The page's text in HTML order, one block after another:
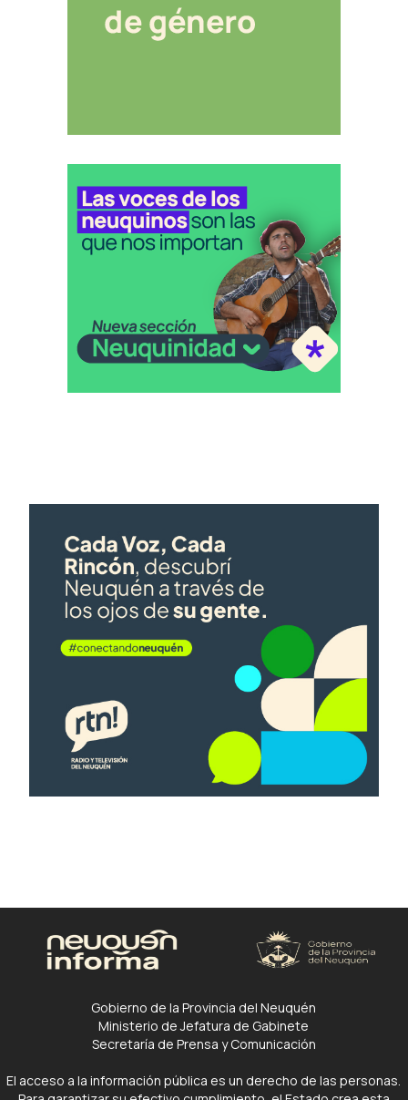
Gobierno de la Provincia del Neuquén
Ministerio de Jefatura de Gabinete
Secretaría de Prensa y Comunicación
El acceso a la información pública es un derecho de las personas.